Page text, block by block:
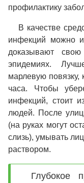
профилактику
В качестве
инфекций можно
доказывают
эпидемиях.
марлевую повязку,
часа. Чтобы
инфекций, стоит
людей. После
(на руках могут
слизь), умывать
раствором.
Глубокое